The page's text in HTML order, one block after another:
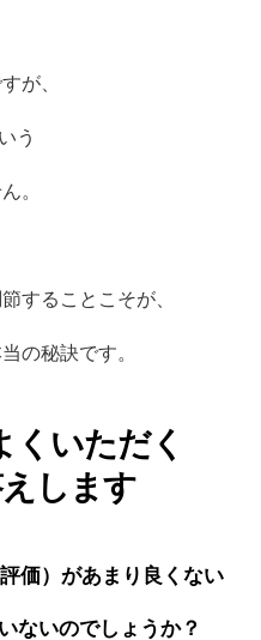
が、
う
。
することこそが、
の秘訣です。
くいただく
します
価）があまり良くない
ないのでしょうか？